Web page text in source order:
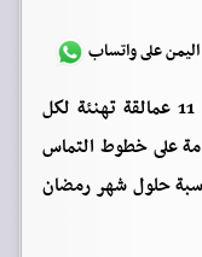
اليمن على واتساب
بعث العقيد/ مأمون المهجمي قائد اللواء 11 عمالقة تهنئة لكل
على خطوط التماس
حلول شهر رمضان